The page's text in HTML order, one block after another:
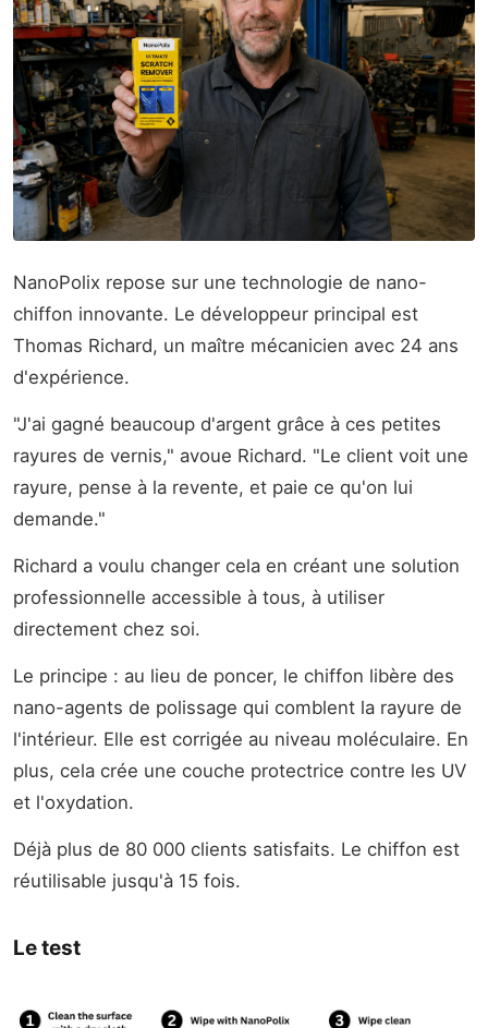
NanoPolix repose sur une technologie de nano-
chiffon innovante. Le développeur principal est
Thomas Richard, un maître mécanicien avec 24 ans
d'expérience.
"J'ai gagné beaucoup d'argent grâce à ces petites
rayures de vernis," avoue Richard. "Le client voit une
rayure, pense à la revente, et paie ce qu'on lui
demande."
Richard a voulu changer cela en créant une solution
professionnelle accessible à tous, à utiliser
directement chez soi.
Le principe : au lieu de poncer, le chiffon libère des
nano-agents de polissage qui comblent la rayure de
l'intérieur. Elle est corrigée au niveau moléculaire. En
plus, cela crée une couche protectrice contre les UV
et l'oxydation.
Déjà plus de 80 000 clients satisfaits. Le chiffon est
réutilisable jusqu'à 15 fois.
Le test